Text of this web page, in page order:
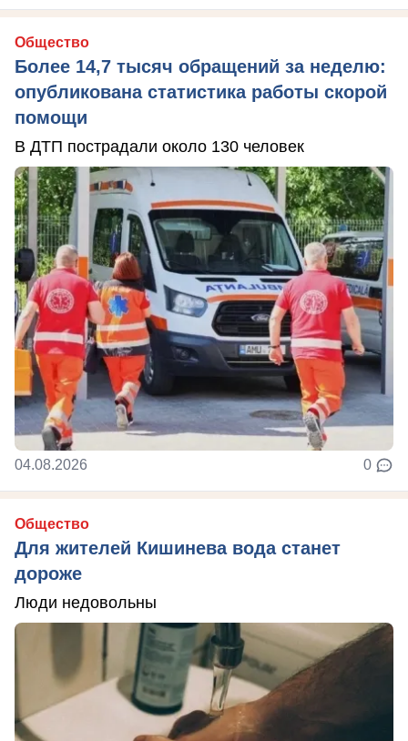
Общество
Более 14,7 тысяч обращений за неделю:
опубликована статистика работы скорой
помощи
В ДТП пострадали около 130 человек
04.08.2026 0
Общество
Для жителей Кишинева вода станет
дороже
Люди недовольны